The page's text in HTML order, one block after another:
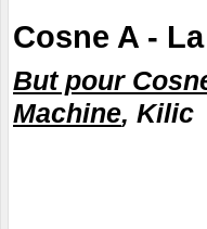
Cosne A -
But pour
Machine, Kilic